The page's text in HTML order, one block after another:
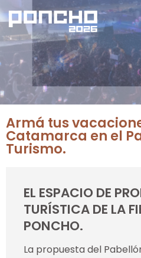
Armá tus
Catamarca en el
Turismo.
EL ESPACIO DE
TURÍSTICA DE LA
PONCHO.
La propuesta del